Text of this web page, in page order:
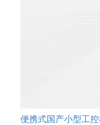
便携式国产小型工